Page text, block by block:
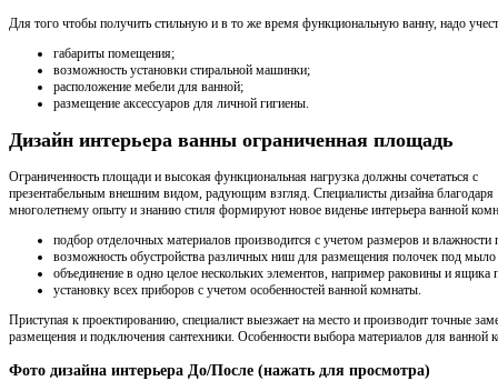
Для того чтобы получить стильную и в то же время функциональную ванну, надо
габариты помещения;
возможность установки стиральной машинки;
расположение мебели для ванной;
размещение аксессуаров для личной гигиены.
Дизайн интерьера ванны ограниченная площадь
Ограниченность площади и высокая функциональная нагрузка должны сочетаться с
презентабельным внешним видом, радующим взгляд. Специалисты дизайна благодаря
многолетнему опыту и знанию стиля формируют новое виденье интерьера ванной
подбор отделочных материалов производится с учетом размеров и
возможность обустройства различных ниш для размещения полочек под
объединение в одно целое нескольких элементов, например раковины и ящика
установку всех приборов с учетом особенностей ванной комнаты.
Приступая к проектированию, специалист выезжает на место и производит точные
размещения и подключения сантехники. Особенности выбора материалов для ванной
Фото дизайна интерьера До/После (нажать для просмотра)